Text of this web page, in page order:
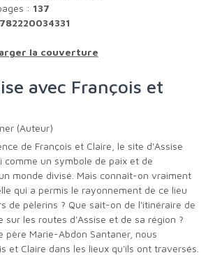
: 137
la couverture
(Auteur)
comme un symbole de paix et de
monde divisé. Mais connaît-on vraiment
qui a permis le rayonnement de ce lieu
de pèlerins ? Que sait-on de l'itinéraire de
sur les routes d'Assise et de sa région ?
père Marie-Abdon Santaner, nous
et Claire dans les lieux qu'ils ont traversés.